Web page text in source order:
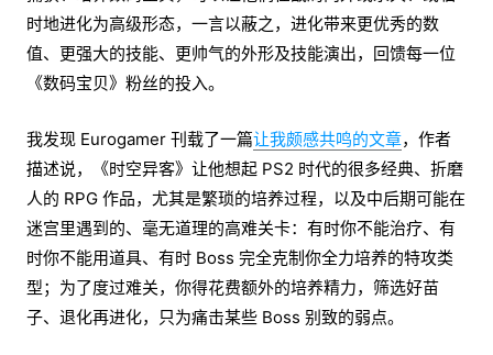
时地进化为高级形态，一言以蔽之，进化带来更优秀的数
值、更强大的技能、更帅气的外形及技能演出，回馈每一位
《数码宝贝》粉丝的投入。
我发现 Eurogamer 刊载了一篇让我颇感共鸣的文章，作者
描述说，《时空异客》让他想起 PS2 时代的很多经典、折磨
人的 RPG 作品，尤其是繁琐的培养过程，以及中后期可能在
迷宫里遇到的、毫无道理的高难关卡：有时你不能治疗、有
时你不能用道具、有时 Boss 完全克制你全力培养的特攻类
型；为了度过难关，你得花费额外的培养精力，筛选好苗
子、退化再进化，只为痛击某些 Boss 别致的弱点。